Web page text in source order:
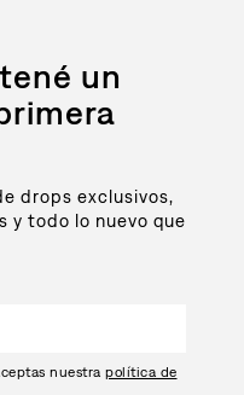
un
drops exclusivos,
y todo lo nuevo que
nuestra política de